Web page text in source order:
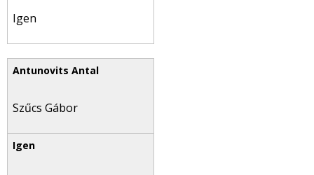
Igen
Szűcs Gábor